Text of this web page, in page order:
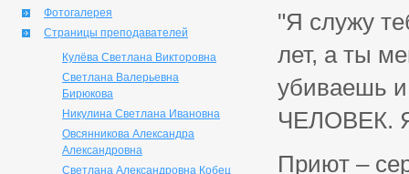
Фотогалерея
Страницы преподавателей
Кулёва Светлана Викторовна
Светлана Валерьевна
Бирюкова
Никулина Светлана Ивановна
Овсянникова Александра
Александровна
Светлана Александровна Кобец
"Я служу
лет, а ты
убиваешь
ЧЕЛОВЕК. Я
Приют –